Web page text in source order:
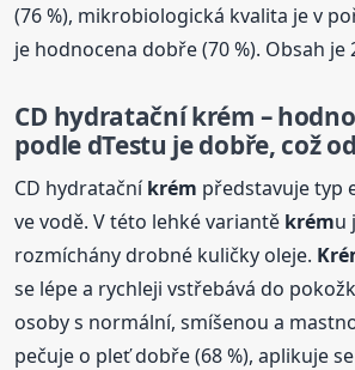
(76 %), mikrobiologická kvalita je v
je hodnocena dobře (70 %). Obsah je
CD hydratačníkrém –
podle dTestu je dobře, což
CD hydratačníkrém představuje typ
ve vodě. V této lehké variantě krému
rozmíchány drobné kuličky oleje.
se lépe a rychleji vstřebává do
osoby s normální, smíšenou a
pečuje o pleť dobře (68 %), aplikuje